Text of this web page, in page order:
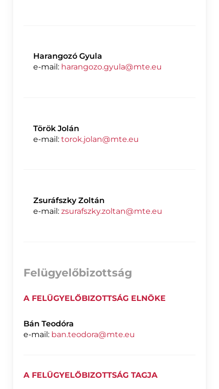
Harangozó Gyula
e-mail: harangozo.gyula@mte.eu
Török Jolán
e-mail:torok.jolan@mte.eu
Zsuráfszky Zoltán
e-mail:zsurafszky.zoltan@mte.eu
Felügyelőbizottság
A FELÜGYELŐBIZOTTSÁG ELNÖKE
Bán Teodóra
e-mail: ban.teodora@mte.eu
A FELÜGYELŐBIZOTTSÁG TAGJA